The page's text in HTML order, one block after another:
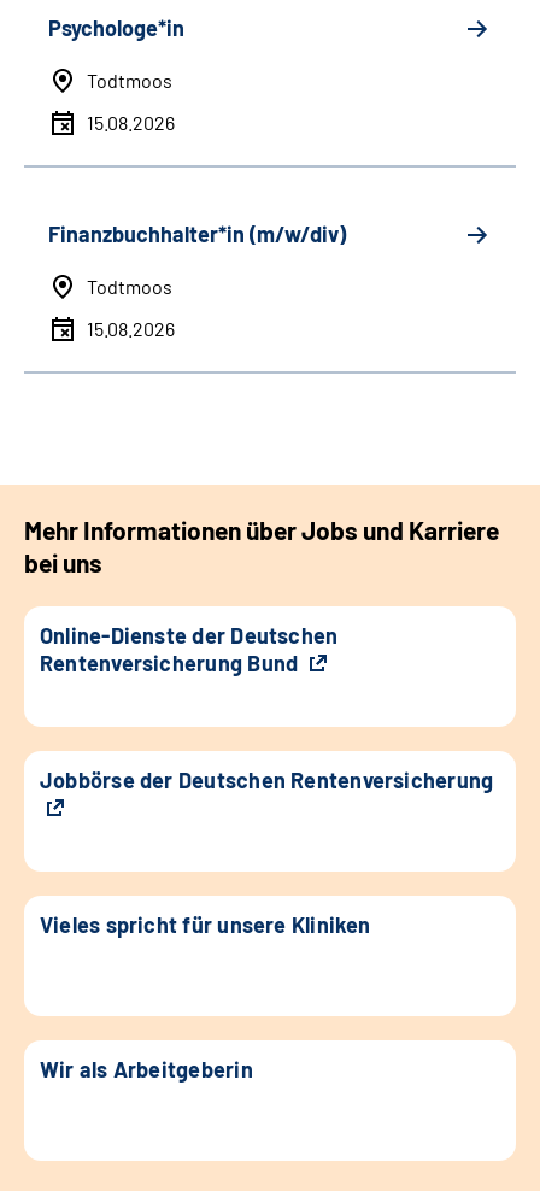
Psychologe*in
Todtmoos
15.08.2026
Finanzbuchhalter*in (m/w/div)
Todtmoos
15.08.2026
Mehr Informationen über Jobs und Karriere
bei uns
Online-Dienste der Deutschen
Rentenversicherung Bund
Jobbörse der Deutschen Rentenversicherung
Vieles spricht für unsere Kliniken
Wir als Arbeitgeberin